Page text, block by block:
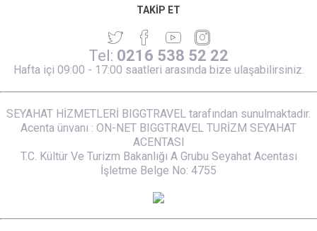
TAKIP ET
Tel: 0216 538 52 22
Hafta içi 09:00 - 17:00 saatleri arasında bize ulaşabilirsiniz.
SEYAHAT HİZMETLERİ BIGGTRAVEL tarafından sunulmaktadır.
Acenta ünvanı : ON-NET BIGGTRAVEL TURİZM SEYAHAT
ACENTASI
T.C. Kültür Ve Turizm Bakanlığı A Grubu Seyahat Acentası
İşletme Belge No: 4755